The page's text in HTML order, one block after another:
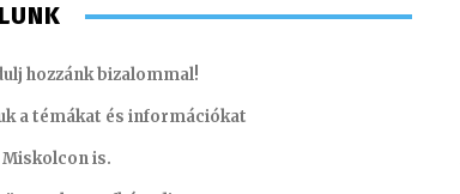
hozzánk bizalommal!
a témákat és információkat
is.